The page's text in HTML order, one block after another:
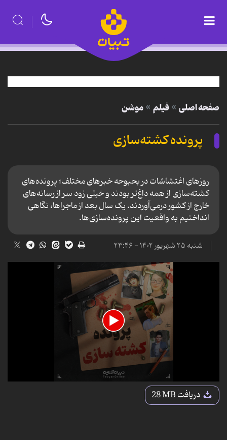
صفحه اصلی فیلم موشن
پرونده کشته‌سازی
روزهای اغتشاشات در بحبوحه خبرهای مختلف؛ پرونده‌های
کشته‌سازی از همه داغ‌تر بودند و خیلی زود سر از رسانه‌های
خارج از کشور درمی‌آوردند. یک سال بعد از ماجراها، نگاهی
انداختیم به واقعیت این پرونده‌سازی‌ها.
شنبه ۲۵ شهریور ۱۴۰۲ - ۲۳:۴۶
0
دریافت28 MB